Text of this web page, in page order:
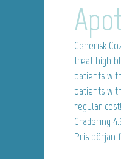
Generisk
treat high
patients
patients
regular cost!
Gradering
Pris början